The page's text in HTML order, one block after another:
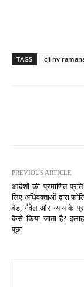
TAGS cji nv
PREVIOUS ARTICLE
आदेशों की प्रमाणित
लिए अधिवक्ताओं द्वारा
बैंड, गैवेल और न्याय के
कैसे किया जाता है?
पूछा